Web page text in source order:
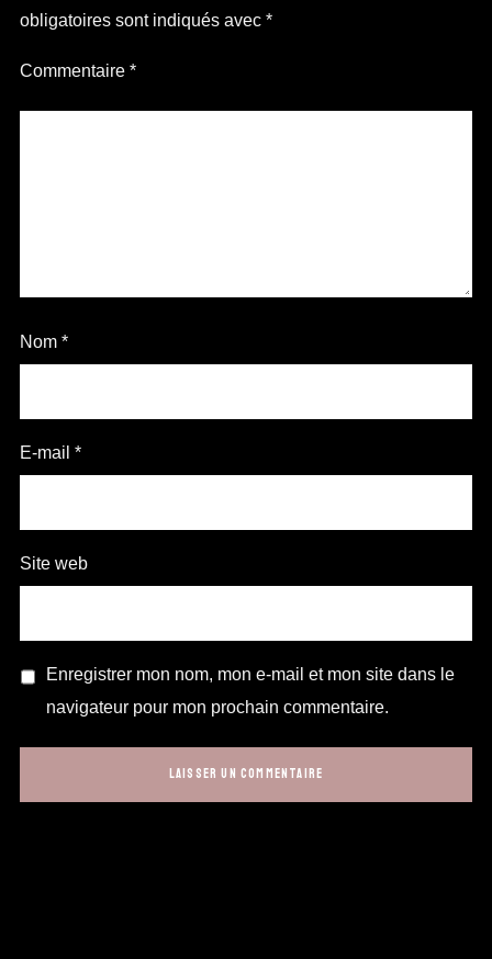
obligatoires sont indiqués avec *
Commentaire *
Nom *
E-mail *
Site web
Enregistrer mon nom, mon e-mail et mon site dans le
navigateur pour mon prochain commentaire.